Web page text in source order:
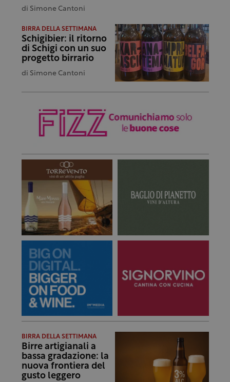
di Simone Cantoni
BIRRA DELLA SETTIMANA
Schigibier: il ritorno
di Schigi con un suo
progetto birrario
di Simone Cantoni
BIRRA DELLA SETTIMANA
Birre artigianali a
bassa gradazione: la
nuova frontiera del
gusto leggero